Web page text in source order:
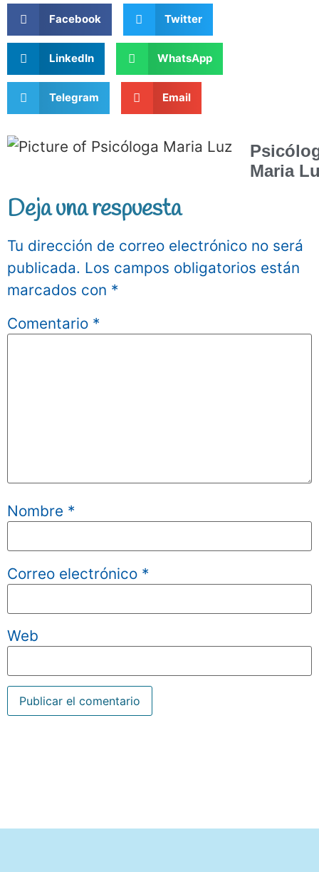
Facebook Twitter
LinkedIn WhatsApp
Telegram Email
Maria
Deja una respuesta
Tu dirección de correo electrónico no será
publicada. Los campos obligatorios están
marcados con *
Comentario *
Nombre *
Correo electrónico *
Web